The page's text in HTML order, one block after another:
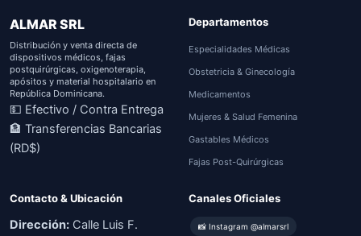
ALMAR SRL
Distribución y venta directa de
dispositivos médicos, fajas
postquirúrgicas, oxigenoterapia,
apósitos y material hospitalario en
República Dominicana.
💵 Efectivo / Contra Entrega
🏦 Transferencias Bancarias
(RD$)
Departamentos
Especialidades Médicas
Obstetricia & Ginecología
Medicamentos
Mujeres & Salud Femenina
Gastables Médicos
Fajas Post-Quirúrgicas
Contacto & Ubicación
Dirección: Calle Luis F.
Canales Oficiales
📸 Instagram @almarsrl